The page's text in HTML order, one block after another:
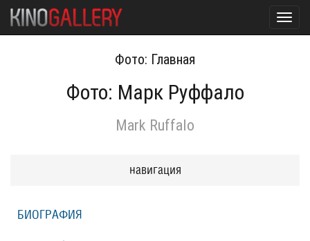
Фото: Главная
Фото: Марк Руффало
Mark Ruffalo
навигация
БИОГРАФИЯ